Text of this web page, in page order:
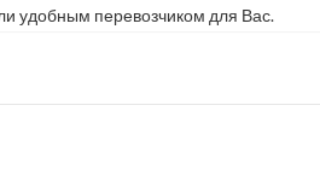
удобным перевозчиком для Вас.